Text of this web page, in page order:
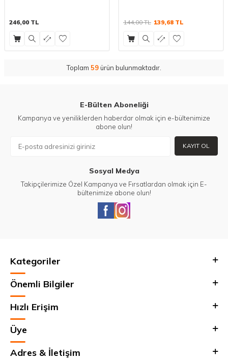
246,00 TL 144,00TL 139,68 TL
Toplam 59ürün bulunmaktadır.
E-Bülten Aboneliği
Kampanya ve yeniliklerden haberdar olmak için e-bültenimize
abone olun!
KAYIT OL
Sosyal Medya
Takipçilerimize Özel Kampanya ve Fırsatlardan olmak için E-
bültenimize abone olun!
Kategoriler
Önemli Bilgiler
Hızlı Erişim
Üye
Adres & İletişim